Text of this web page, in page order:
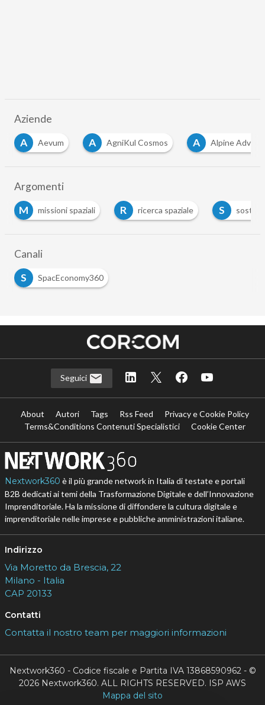
Aziende
A
AgniKul Cosmos A
Alpine Advanced Materials
Argomenti
spaziali R ricerca spaziale S
sostenibilità
Canali
S
SpacEconomy360
Seguici
About Autori Tags Rss Feed
Privacy e Cookie Policy
Terms&Conditions Contenuti Specialistici
Cookie Center
Nextwork360 è il più grande network in Italia di testate e portali
B2B dedicati ai temi della Trasformazione Digitale e dell’Innovazione
Imprenditoriale. Ha la missione di diffondere la cultura digitale e
imprenditoriale nelle imprese e pubbliche amministrazioni italiane.
Indirizzo
Via Moretto da Brescia, 22
Milano - Italia
CAP 20133
Contatti
Contatta il nostro team per maggiori informazioni
Nextwork360 - Codice fiscale e Partita IVA 13868590962 - ©
2026 Nextwork360. ALL RIGHTS RESERVED. ISP AWS
Mappa del sito